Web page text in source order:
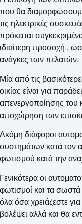
που θα
τις ηλεκτρικές
πρόκειται
ιδιαίτερη προσοχή ,
ανάγκες των πελατών.
Μία από τις
οικίας είναι για
απενεργοποίησης του
αποχώρηση των
Ακόμη διάφοροι
συστημάτων κατά τον
φωτισμού κατά την
Γενικότερα οι
φωτισμοί και τα σωστά
όλα όσα χρειάζεστε
βολέψει αλλά και θα